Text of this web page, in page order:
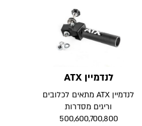
לנדמיין ATX
לנדמיין ATX מתאים לכלובים
וריגים מסדרות
500,600,700,800